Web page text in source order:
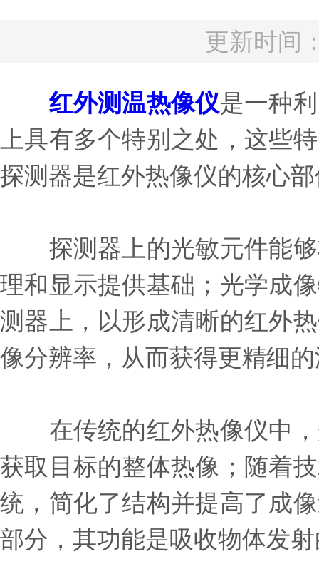
更新时间
红外测温热像仪是一种
上具有多个特别之处，这些
探测器是红外热像仪的核心
探测器上的光敏元件能够
理和显示提供基础；光学成
测器上，以形成清晰的红外
像分辨率，从而获得更精细
在传统的红外热像仪中，
获取目标的整体热像；随着
统，简化了结构并提高了成
部分，其功能是吸收物体发